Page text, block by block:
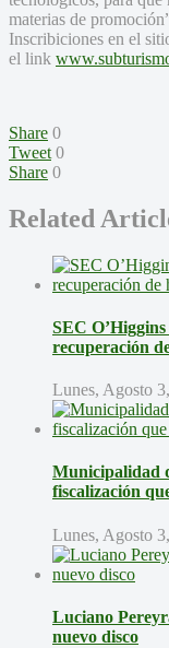
materias de
Inscribiciones en el
el link
Share 0
Tweet 0
Share 0
Related
SEC
recuperación
Lunes, Agosto
Municipalidad
fiscalización
Lunes, Agosto
Luciano
nuevo disco